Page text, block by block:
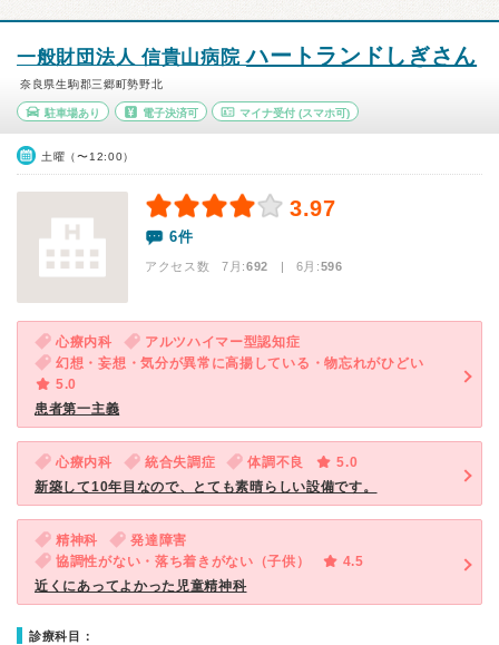
一般財団法人 信貴山病院ハートランドしぎさん
奈良県生駒郡三郷町勢野北
駐車場あり 電子決済可 マイナ受付 (スマホ可)
土曜（〜12:00）
3.97
6件
アクセス数 7月:692 | 6月:596
心療内科
アルツハイマー型認知症
幻想・妄想・気分が異常に高揚している・物忘れがひどい
5.0
患者第一主義
心療内科 統合失調症 体調不良
5.0
新築して10年目なので、とても素晴らしい設備です。
精神科
発達障害
協調性がない・落ち着きがない（子供）
4.5
近くにあってよかった児童精神科
診療科目：